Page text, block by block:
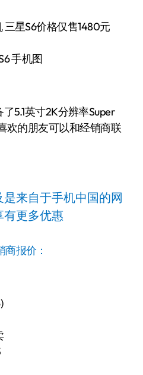
手机图
5.1英寸2K分辨率Super
欢的朋友可以和经销商联
来自于手机中国的网
有更多优惠
报价：